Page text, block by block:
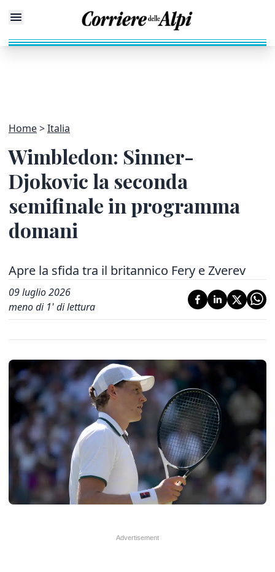
Home Italia
Wimbledon: Sinner-
Djokovic la seconda
semifinale in programma
domani
Apre la sfida tra il britannico Fery e Zverev
09 luglio 2026
meno di 1' di lettura